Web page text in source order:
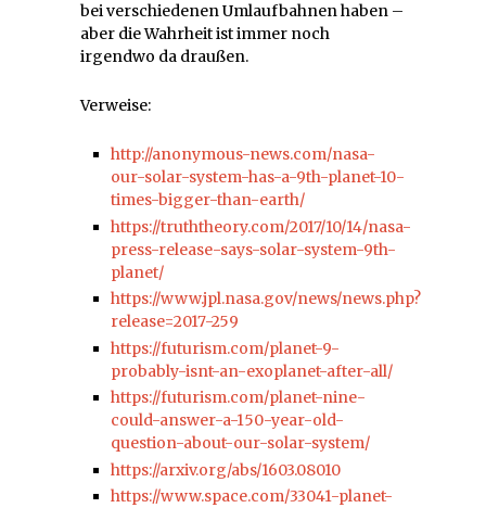
bei verschiedenen Umlaufbahnen haben –
aber die Wahrheit ist immer noch
irgendwo da draußen.
Verweise:
http://anonymous-news.com/nasa-
our-solar-system-has-a-9th-planet-10-
times-bigger-than-earth/
https://truththeory.com/2017/10/14/nasa-
press-release-says-solar-system-9th-
planet/
https://www.jpl.nasa.gov/news/news.php?
release=2017-259
https://futurism.com/planet-9-
probably-isnt-an-exoplanet-after-all/
https://futurism.com/planet-nine-
could-answer-a-150-year-old-
question-about-our-solar-system/
https://arxiv.org/abs/1603.08010
https://www.space.com/33041-planet-